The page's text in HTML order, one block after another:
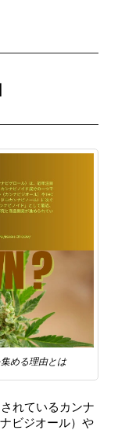
める理由とは
れているカンナ
ビジオール）や